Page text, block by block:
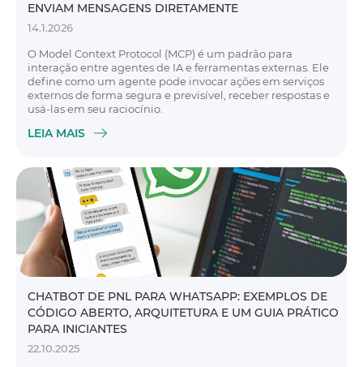
ENVIAM MENSAGENS DIRETAMENTE
14.1.2026
O Model Context Protocol (MCP) é um padrão para
interação entre agentes de IA e ferramentas externas. Ele
define como um agente pode invocar ações em serviços
externos de forma segura e previsível, receber respostas e
usá-las em seu raciocínio.
LEIA MAIS
CHATBOT DE PNL PARA WHATSAPP: EXEMPLOS DE
CÓDIGO ABERTO, ARQUITETURA E UM GUIA PRÁTICO
PARA INICIANTES
22.10.2025